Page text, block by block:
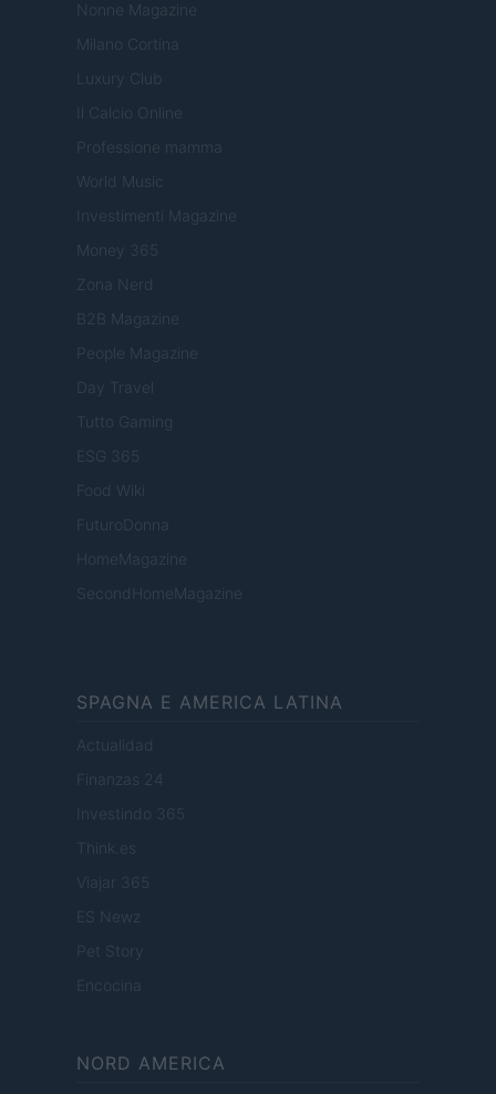
Nonne Magazine
Milano Cortina
Luxury Club
Il Calcio Online
Professione mamma
World Music
Investimenti Magazine
Money 365
Zona Nerd
B2B Magazine
People Magazine
Day Travel
Tutto Gaming
ESG 365
Food Wiki
FuturoDonna
HomeMagazine
SecondHomeMagazine
SPAGNA E AMERICA LATINA
Actualidad
Finanzas 24
Investindo 365
Think.es
Viajar 365
ES Newz
Pet Story
Encocina
NORD AMERICA